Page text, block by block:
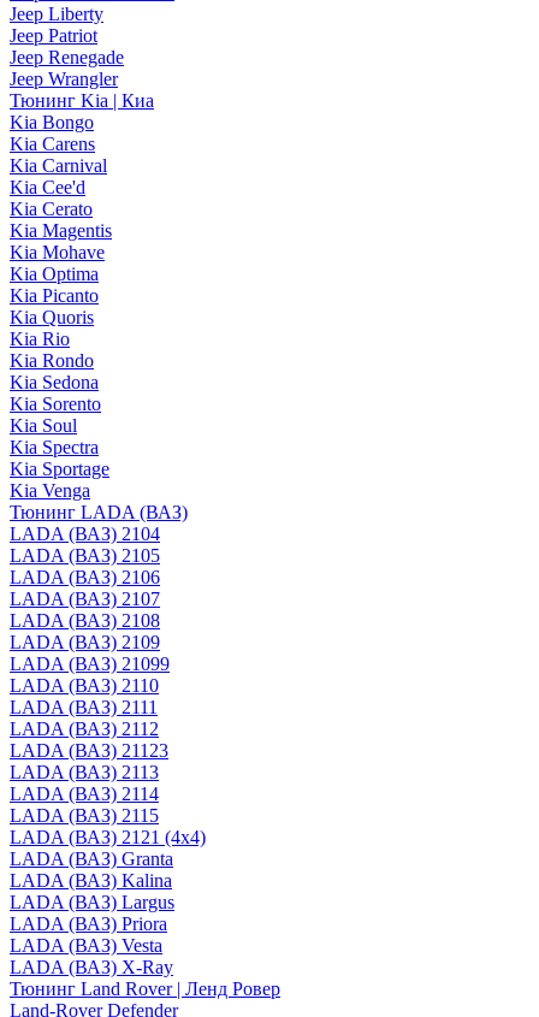
Jeep Liberty
Jeep Patriot
Jeep Renegade
Jeep Wrangler
Тюнинг Kia | Киа
Kia Bongo
Kia Carens
Kia Carnival
Kia Cee'd
Kia Cerato
Kia Magentis
Kia Mohave
Kia Optima
Kia Picanto
Kia Quoris
Kia Rio
Kia Rondo
Kia Sedona
Kia Sorento
Kia Soul
Kia Spectra
Kia Sportage
Kia Venga
Тюнинг LADA (ВАЗ)
LADA (ВАЗ) 2104
LADA (ВАЗ) 2105
LADA (ВАЗ) 2106
LADA (ВАЗ) 2107
LADA (ВАЗ) 2108
LADA (ВАЗ) 2109
LADA (ВАЗ) 21099
LADA (ВАЗ) 2110
LADA (ВАЗ) 2111
LADA (ВАЗ) 2112
LADA (ВАЗ) 21123
LADA (ВАЗ) 2113
LADA (ВАЗ) 2114
LADA (ВАЗ) 2115
LADA (ВАЗ) 2121 (4x4)
LADA (ВАЗ) Granta
LADA (ВАЗ) Kalina
LADA (ВАЗ) Largus
LADA (ВАЗ) Priora
LADA (ВАЗ) Vesta
LADA (ВАЗ) X-Ray
Тюнинг Land Rover | Ленд Ровер
Land-Rover Defender